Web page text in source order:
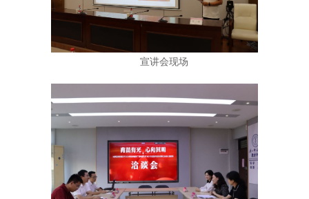
宣讲会现场